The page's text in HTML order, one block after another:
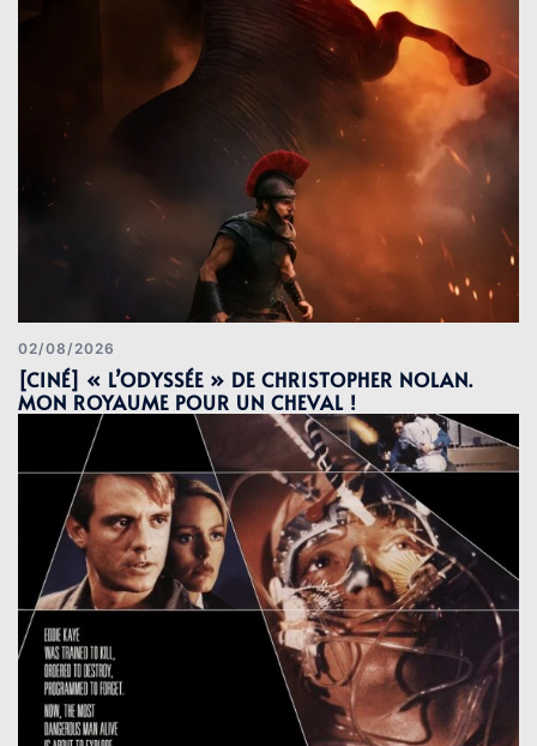
02/08/2026
[CINÉ] « L’ODYSSÉE » DE CHRISTOPHER NOLAN.
MON ROYAUME POUR UN CHEVAL !